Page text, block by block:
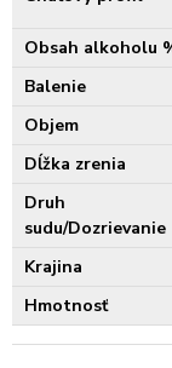
Obsah alkoholu
Balenie
Objem
Dĺžka zrenia
Druh
sudu/Dozrievanie
Krajina
Hmotnosť